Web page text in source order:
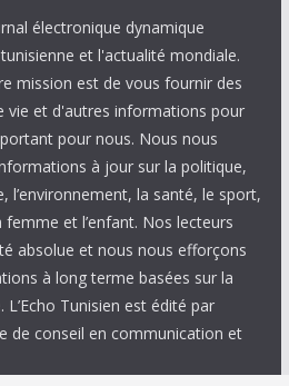
électronique dynamique
et l'actualité mondiale.
mission est de vous fournir des
vie et d'autres informations pour
pour nous. Nous nous
à jour sur la politique,
l’environnement, la santé, le sport,
et l’enfant. Nos lecteurs
absolue et nous nous efforçons
à long terme basées sur la
Tunisien est édité par
de conseil en communication et